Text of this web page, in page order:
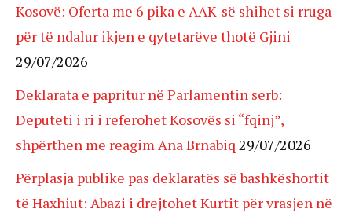
Kosovë: Oferta me 6 pika e AAK-së shihet si rruga
për të ndalur ikjen e qytetarëve thotë Gjini
29/07/2026
Deklarata e papritur në Parlamentin serb:
Deputeti i ri i referohet Kosovës si “fqinj”,
shpërthen me reagim Ana Brnabiq 29/07/2026
Përplasja publike pas deklaratës së bashkëshortit
të Haxhiut: Abazi i drejtohet Kurtit për vrasjen në